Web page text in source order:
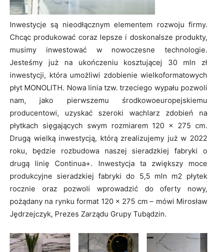
Inwestycje są nieodłącznym elementem rozwoju firmy.
Chcąc produkować coraz lepsze i doskonalsze produkty,
musimy inwestować w nowoczesne technologie.
Jesteśmy już na ukończeniu kosztującej 30 mln zł
inwestycji, która umożliwi zdobienie wielkoformatowych
płyt MONOLITH. Nowa linia tzw. trzeciego wypału pozwoli
nam, jako pierwszemu środkowoeuropejskiemu
producentowi, uzyskać szeroki wachlarz zdobień na
płytkach sięgających swym rozmiarem 120 x 275 cm.
Drugą wielką inwestycją, którą zrealizujemy już w 2022
roku, będzie rozbudowa naszej sieradzkiej fabryki o
drugą linię Continua+. Inwestycja ta zwiększy moce
produkcyjne sieradzkiej fabryki do 5,5 mln m2 płytek
rocznie oraz pozwoli wprowadzić do oferty nowy,
pożądany na rynku format 120 x 275 cm – mówi Mirosław
Jędrzejczyk, Prezes Zarządu Grupy Tubądzin.